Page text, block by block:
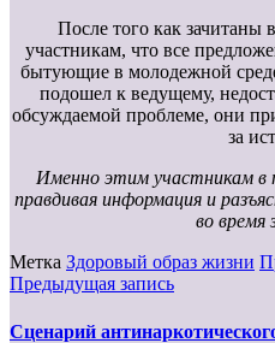
После того как зачитаны
участникам, что все
бытующие в молодежной
подошел к ведущему,
обсуждаемой проблеме, они
за
Именно этим участникам в
правдивая информация и
во время
Метка Здоровый образ жизни
Предыдущая запись
Сценарий